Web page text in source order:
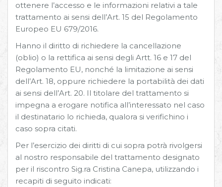
ottenere l’accesso e le informazioni relativi a tale
trattamento ai sensi dell’Art. 15 del Regolamento
Europeo EU 679/2016.
Hanno il diritto di richiedere la cancellazione
(oblio) o la rettifica ai sensi degli Artt. 16 e 17 del
Regolamento EU, nonché la limitazione ai sensi
dell’Art. 18, oppure richiedere la portabilità dei dati
ai sensi dell’Art. 20. Il titolare del trattamento si
impegna a erogare notifica all’interessato nel caso
il destinatario lo richieda, qualora si verifichino i
caso sopra citati.
Per l’esercizio dei diritti di cui sopra potrà rivolgersi
al nostro responsabile del trattamento designato
per il riscontro Sig.ra Cristina Canepa, utilizzando i
recapiti di seguito indicati: